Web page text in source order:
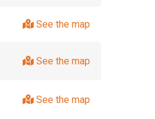
See the map
See the map
See the map